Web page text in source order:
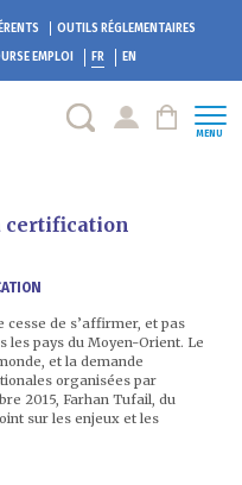
OUTILS RÉGLEMENTAIRES
EMPLOI FR EN
MENU
certification
cesse de s’affirmer, et pas
les pays du Moyen-Orient. Le
et la demande
organisées par
2015, Farhan Tufail, du
sur les enjeux et les